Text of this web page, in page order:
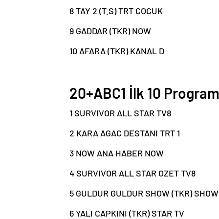
8 TAY 2 (T.S) TRT COCUK
9 GADDAR (TKR) NOW
10 AFARA (TKR) KANAL D
20+ABC1 İlk 10 Program
1 SURVIVOR ALL STAR TV8
2 KARA AGAC DESTANI TRT 1
3 NOW ANA HABER NOW
4 SURVIVOR ALL STAR OZET TV8
5 GULDUR GULDUR SHOW (TKR)
6 YALI CAPKINI (TKR) STAR TV